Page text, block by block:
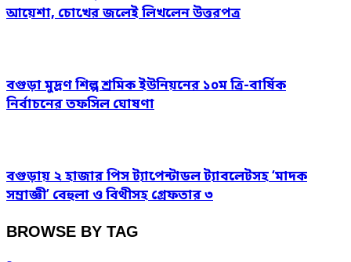
আয়েশা, চোখের জলেই লিখলেন উত্তরপত্র
বগুড়া মুদ্রণ শিল্প শ্রমিক ইউনিয়নের ১০ম ত্রি-বার্ষিক
নির্বাচনের তফসিল ঘোষণা
বগুড়ায় ২ হাজার পিস ট্যাপেন্টাডল ট্যাবলেটসহ ‘মাদক
সম্রাজ্ঞী’ বেহুলা ও বিথীসহ গ্রেফতার ৩
BROWSE BY TAG